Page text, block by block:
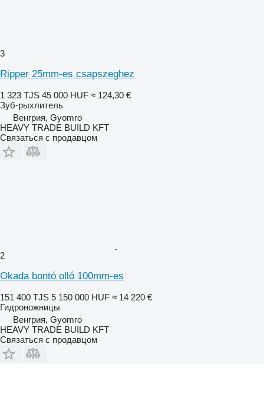
3
Ripper 25mm-es csapszeghez
1 323 TJS 45 000 HUF ≈ 124,30 €
Зуб-рыхлитель
Венгрия, Gyomro
HEAVY TRADE BUILD KFT
Связаться с продавцом
2
Okada bontó olló 100mm-es
151 400 TJS 5 150 000 HUF ≈ 14 220 €
Гидроножницы
Венгрия, Gyomro
HEAVY TRADE BUILD KFT
Связаться с продавцом